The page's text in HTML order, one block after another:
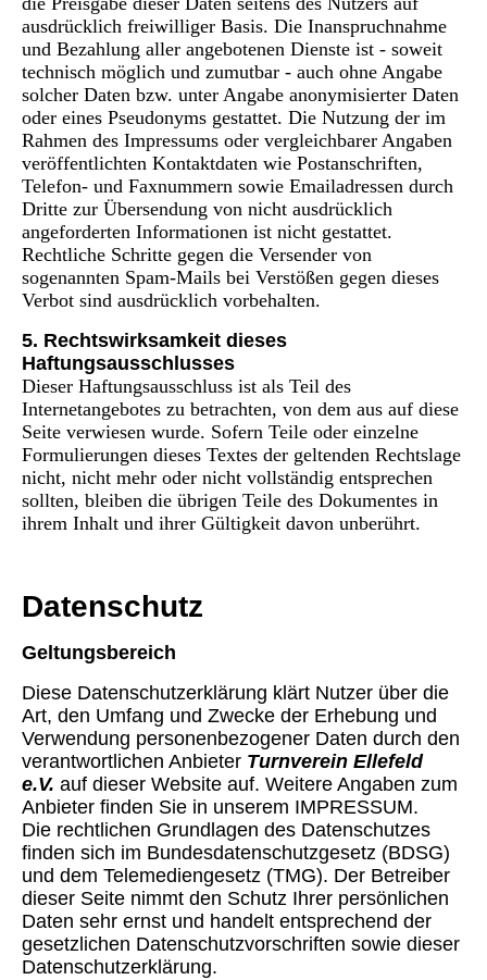
ausdrücklich freiwilliger Basis. Die Inanspruchnahme
und Bezahlung aller angebotenen Dienste ist - soweit
technisch möglich und zumutbar - auch ohne Angabe
solcher Daten bzw. unter Angabe anonymisierter Daten
oder eines Pseudonyms gestattet. Die Nutzung der im
Rahmen des Impressums oder vergleichbarer Angaben
veröffentlichten Kontaktdaten wie Postanschriften,
Telefon- und Faxnummern sowie Emailadressen durch
Dritte zur Übersendung von nicht ausdrücklich
angeforderten Informationen ist nicht gestattet.
Rechtliche Schritte gegen die Versender von
sogenannten Spam-Mails bei Verstößen gegen dieses
Verbot sind ausdrücklich vorbehalten.
5. Rechtswirksamkeit dieses
Haftungsausschlusses
Dieser Haftungsausschluss ist als Teil des
Internetangebotes zu betrachten, von dem aus auf diese
Seite verwiesen wurde. Sofern Teile oder einzelne
Formulierungen dieses Textes der geltenden Rechtslage
nicht, nicht mehr oder nicht vollständig entsprechen
sollten, bleiben die übrigen Teile des Dokumentes in
ihrem Inhalt und ihrer Gültigkeit davon unberührt.
Datenschutz
Geltungsbereich
Diese Datenschutzerklärung klärt Nutzer über die
Art, den Umfang und Zwecke der Erhebung und
Verwendung personenbezogener Daten durch den
verantwortlichen Anbieter Turnverein Ellefeld
e.V. auf dieser Website auf. Weitere Angaben zum
Anbieter finden Sie in unserem IMPRESSUM.
Die rechtlichen Grundlagen des Datenschutzes
finden sich im Bundesdatenschutzgesetz (BDSG)
und dem Telemediengesetz (TMG). Der Betreiber
dieser Seite nimmt den Schutz Ihrer persönlichen
Daten sehr ernst und handelt entsprechend der
gesetzlichen Datenschutzvorschriften sowie dieser
Datenschutzerklärung.